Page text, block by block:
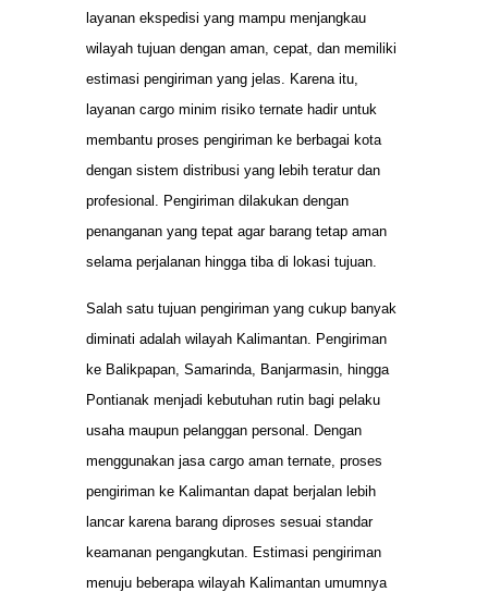
layanan ekspedisi yang mampu menjangkau
wilayah tujuan dengan aman, cepat, dan memiliki
estimasi pengiriman yang jelas. Karena itu,
layanan cargo minim risiko ternate hadir untuk
membantu proses pengiriman ke berbagai kota
dengan sistem distribusi yang lebih teratur dan
profesional. Pengiriman dilakukan dengan
penanganan yang tepat agar barang tetap aman
selama perjalanan hingga tiba di lokasi tujuan.
Salah satu tujuan pengiriman yang cukup banyak
diminati adalah wilayah Kalimantan. Pengiriman
ke Balikpapan, Samarinda, Banjarmasin, hingga
Pontianak menjadi kebutuhan rutin bagi pelaku
usaha maupun pelanggan personal. Dengan
menggunakan jasa cargo aman ternate, proses
pengiriman ke Kalimantan dapat berjalan lebih
lancar karena barang diproses sesuai standar
keamanan pengangkutan. Estimasi pengiriman
menuju beberapa wilayah Kalimantan umumnya